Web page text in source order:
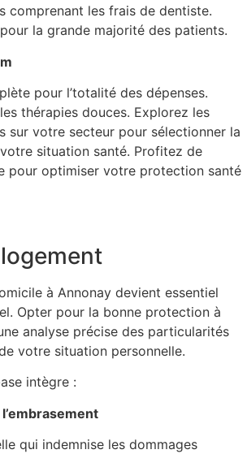
comprenant les frais de dentiste.
la grande majorité des patients.
pour l’totalité des dépenses.
thérapies douces. Explorez les
sur votre secteur pour sélectionner la
situation santé. Profitez de
pour optimiser votre protection santé
à Annonay devient essentiel
Opter pour la bonne protection à
analyse précise des particularités
votre situation personnelle.
intègre :
qui indemnise les dommages